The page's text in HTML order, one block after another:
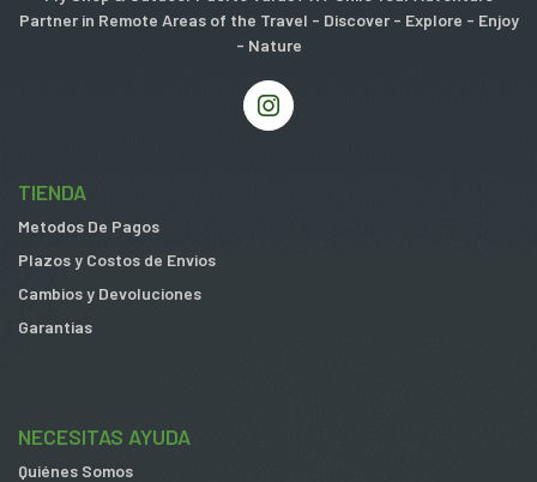
Partner in Remote Areas of the Travel - Discover - Explore - Enjoy
- Nature
TIENDA
Metodos De Pagos
Plazos y Costos de Envios
Cambios y Devoluciones
Garantias
NECESITAS AYUDA
Quiénes Somos